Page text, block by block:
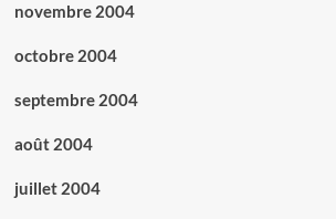
novembre 2004
octobre 2004
septembre 2004
août 2004
juillet 2004